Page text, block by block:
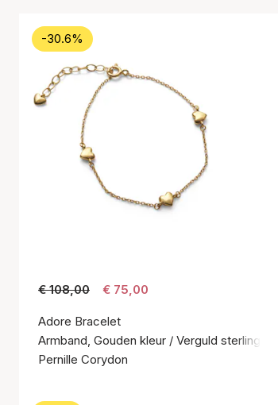
-30.6%
€ 108,00 € 75,00
Adore Bracelet
Armband, Gouden kleur / Verguld
Pernille Corydon